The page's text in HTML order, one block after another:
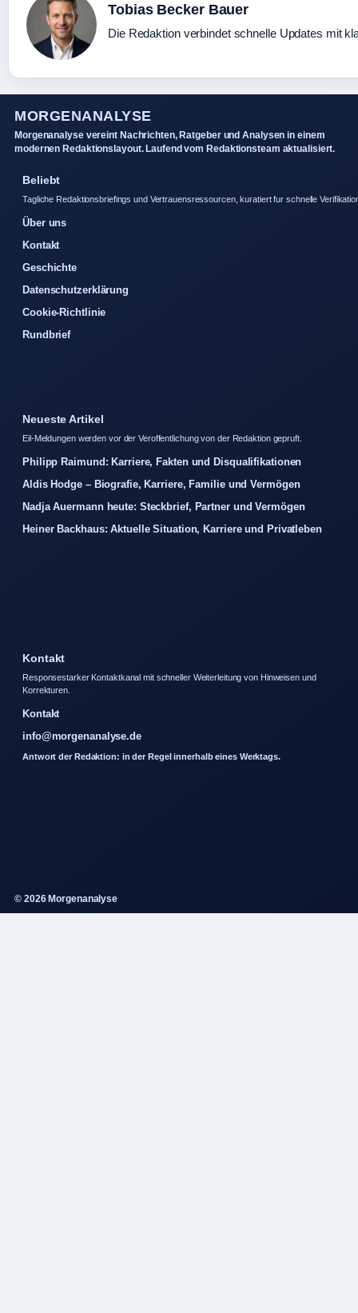
Tobias Becker Bauer
Die Redaktion verbindet schnelle Updates mit
MORGENANALYSE
Morgenanalyse vereint Nachrichten, Ratgeber und Analysen in einem
modernen Redaktionslayout. Laufend vom Redaktionsteam aktualisiert.
Beliebt
Tagliche Redaktionsbriefings und Vertrauensressourcen, kuratiert fur schnelle
Über uns
Kontakt
Geschichte
Datenschutzerklärung
Cookie-Richtlinie
Rundbrief
Neueste Artikel
Eil-Meldungen werden vor der Veroffentlichung von der Redaktion gepruft.
Philipp Raimund: Karriere, Fakten und Disqualifikationen
Aldis Hodge – Biografie, Karriere, Familie und Vermögen
Nadja Auermann heute: Steckbrief, Partner und Vermögen
Heiner Backhaus: Aktuelle Situation, Karriere und Privatleben
Kontakt
Responsestarker Kontaktkanal mit schneller Weiterleitung von Hinweisen und
Korrekturen.
Kontakt
info@morgenanalyse.de
Antwort der Redaktion: in der Regel innerhalb eines Werktags.
© 2026 Morgenanalyse